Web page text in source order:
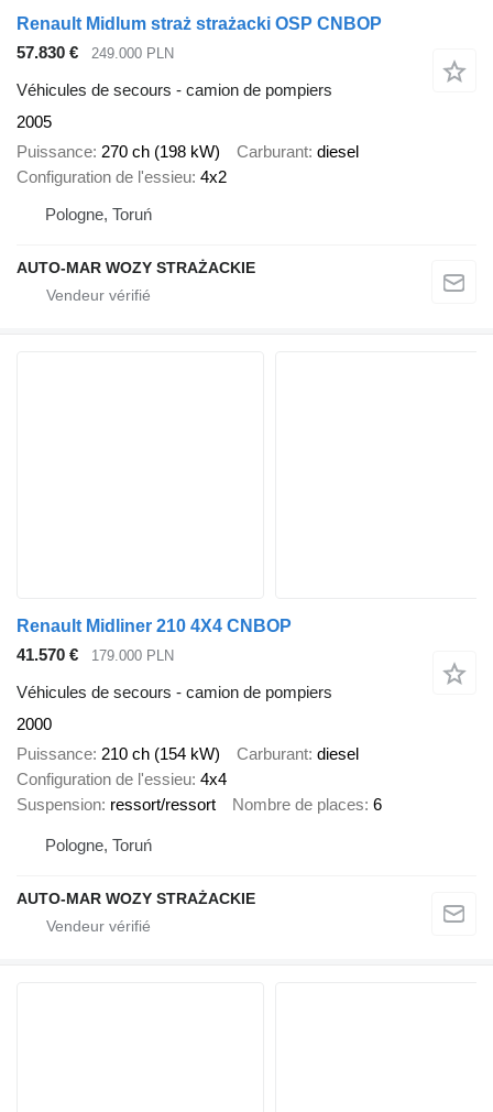
Renault Midlum straż strażacki OSP CNBOP
57.830 €
249.000 PLN
Véhicules de secours - camion de pompiers
2005
Puissance 270 ch (198 kW) Carburant diesel
Configuration de l'essieu 4x2
Pologne, Toruń
AUTO-MAR WOZY STRAŻACKIE
Renault Midliner 210 4X4 CNBOP
41.570 €
179.000 PLN
Véhicules de secours - camion de pompiers
2000
Puissance 210 ch (154 kW) Carburant diesel
Configuration de l'essieu 4x4
Suspension ressort/ressort Nombre de places 6
Pologne, Toruń
AUTO-MAR WOZY STRAŻACKIE